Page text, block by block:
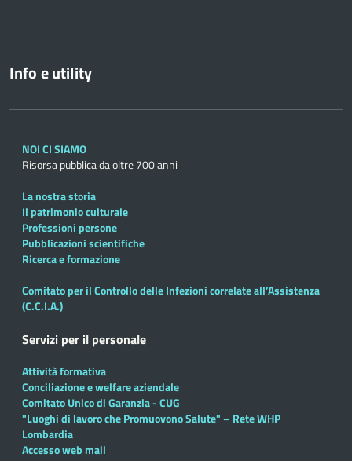
Info e utility
NOI CI SIAMO
Risorsa pubblica da oltre 700 anni
La nostra storia
Il patrimonio culturale
Professioni persone
Pubblicazioni scientifiche
Ricerca e formazione
Comitato per il Controllo delle Infezioni correlate all’Assistenza
(C.C.I.A.)
Servizi per il personale
Attività formativa
Conciliazione e welfare aziendale
Comitato Unico di Garanzia - CUG
"Luoghi di lavoro che Promuovono Salute" – Rete WHP
Lombardia
Accesso web mail